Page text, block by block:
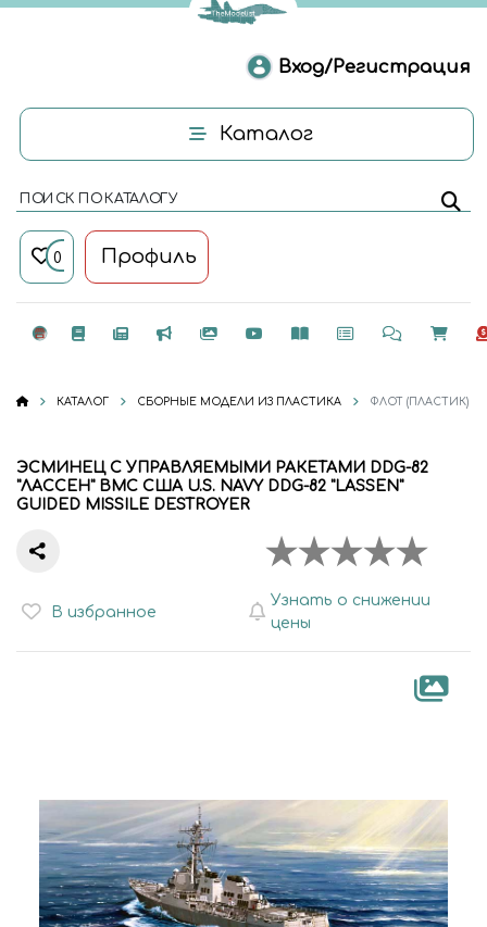
Вход/Регистрация
Каталог
ПОИСК ПО КАТАЛОГУ
0 Профиль
КАТАЛОГ СБОРНЫЕ МОДЕЛИ ИЗ ПЛАСТИКА ФЛОТ (ПЛАСТИК)
ЭСМИНЕЦ С УПРАВЛЯЕМЫМИ РАКЕТАМИ DDG-82
"ЛАССЕН" ВМС США U.S. NAVY DDG-82 "LASSEN"
GUIDED MISSILE DESTROYER
В избранное
Узнать о снижении
цены